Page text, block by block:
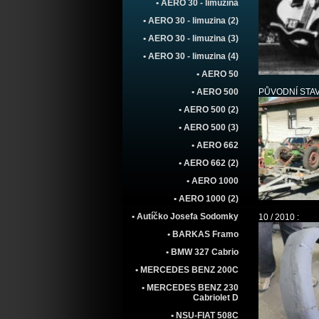
• AERO 30 - limuzína
• AERO 30 - limuzina (2)
• AERO 30 - limuzina (3)
• AERO 30 - limuzina (4)
• AERO 50
• AERO 500
• AERO 500 (2)
• AERO 500 (3)
• AERO 662
• AERO 662 (2)
• AERO 1000
• AERO 1000 (2)
• Autíčko Josefa Sodomky
• BARKAS Framo
• BMW 327 Cabrio
• MERCEDES BENZ 200C
• MERCEDES BENZ 230
Cabriolet D
• NSU-FIAT 508C
PŮVODNÍ
10 / 2010 :